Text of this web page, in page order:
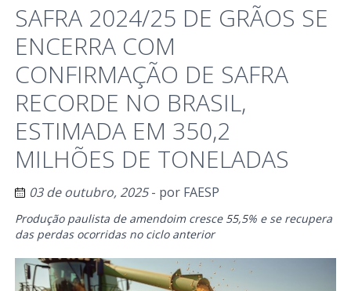
SAFRA 2024/25 DE GRÃOS SE
ENCERRA COM
CONFIRMAÇÃO DE SAFRA
RECORDE NO BRASIL,
ESTIMADA EM 350,2
MILHÕES DE TONELADAS
03 de outubro, 2025- por FAESP
Produção paulista de amendoim cresce 55,5% e se recupera
das perdas ocorridas no ciclo anterior